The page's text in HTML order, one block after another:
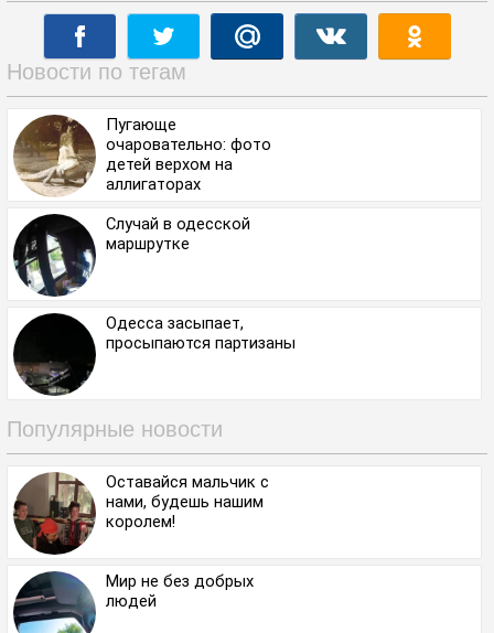
Новости по тегам
Пугающе
очаровательно: фото
детей верхом на
аллигаторах
Случай в одесской
маршрутке
Одесса засыпает,
просыпаются партизаны
Популярные новости
Оставайся мальчик с
нами, будешь нашим
королем!
Мир не без добрых
людей